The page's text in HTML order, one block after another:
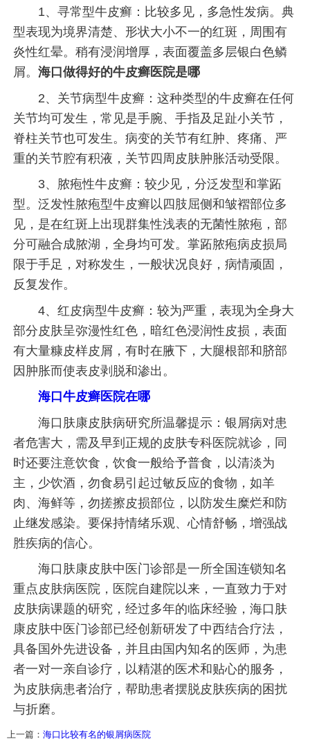
1、寻常型牛皮癣：比较多见，多急性发病。典
型表现为境界清楚、形状大小不一的红斑，周围有
炎性红晕。稍有浸润增厚，表面覆盖多层银白色鳞
屑。 海口做得好的牛皮癣医院是哪
2、关节病型牛皮癣：这种类型的牛皮癣在任何
关节均可发生，常见是手腕、手指及足趾小关节，
脊柱关节也可发生。病变的关节有红肿、疼痛、严
重的关节腔有积液，关节四周皮肤肿胀活动受限。
3、脓疱性牛皮癣：较少见，分泛发型和掌跖
型。泛发性脓疱型牛皮癣以四肢屈侧和皱褶部位多
见，是在红斑上出现群集性浅表的无菌性脓疱，部
分可融合成脓湖，全身均可发。掌跖脓疱病皮损局
限于手足，对称发生，一般状况良好，病情顽固，
反复发作。
4、红皮病型牛皮癣：较为严重，表现为全身大
部分皮肤呈弥漫性红色，暗红色浸润性皮损，表面
有大量糠皮样皮屑，有时在腋下，大腿根部和脐部
因肿胀而使表皮剥脱和渗出。
海口牛皮癣医院在哪
海口肤康皮肤病研究所温馨提示：银屑病对患
者危害大，需及早到正规的皮肤专科医院就诊，同
时还要注意饮食，饮食一般给予普食，以清淡为
主，少饮酒，勿食易引起过敏反应的食物，如羊
肉、海鲜等，勿搓擦皮损部位，以防发生糜烂和防
止继发感染。要保持情绪乐观、心情舒畅，增强战
胜疾病的信心。
海口肤康皮肤中医门诊部是一所全国连锁知名
重点皮肤病医院，医院自建院以来，一直致力于对
皮肤病课题的研究，经过多年的临床经验，海口肤
康皮肤中医门诊部已经创新研发了中西结合疗法，
具备国外先进设备，并且由国内知名的医师，为患
者一对一亲自诊疗，以精湛的医术和贴心的服务，
为皮肤病患者治疗，帮助患者摆脱皮肤疾病的困扰
与折磨。
上一篇： 海口比较有名的银屑病医院